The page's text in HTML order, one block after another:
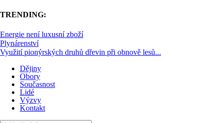
TRENDING:
Energie není luxusní zboží
Plynárenství
Využití pionýrských druhů dřevin při obnově lesů...
Dějiny
Obory
Současnost
Lidé
Výzvy
Kontakt